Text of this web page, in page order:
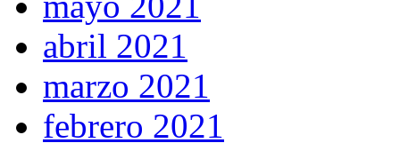
abril 2021
marzo 2021
febrero 2021